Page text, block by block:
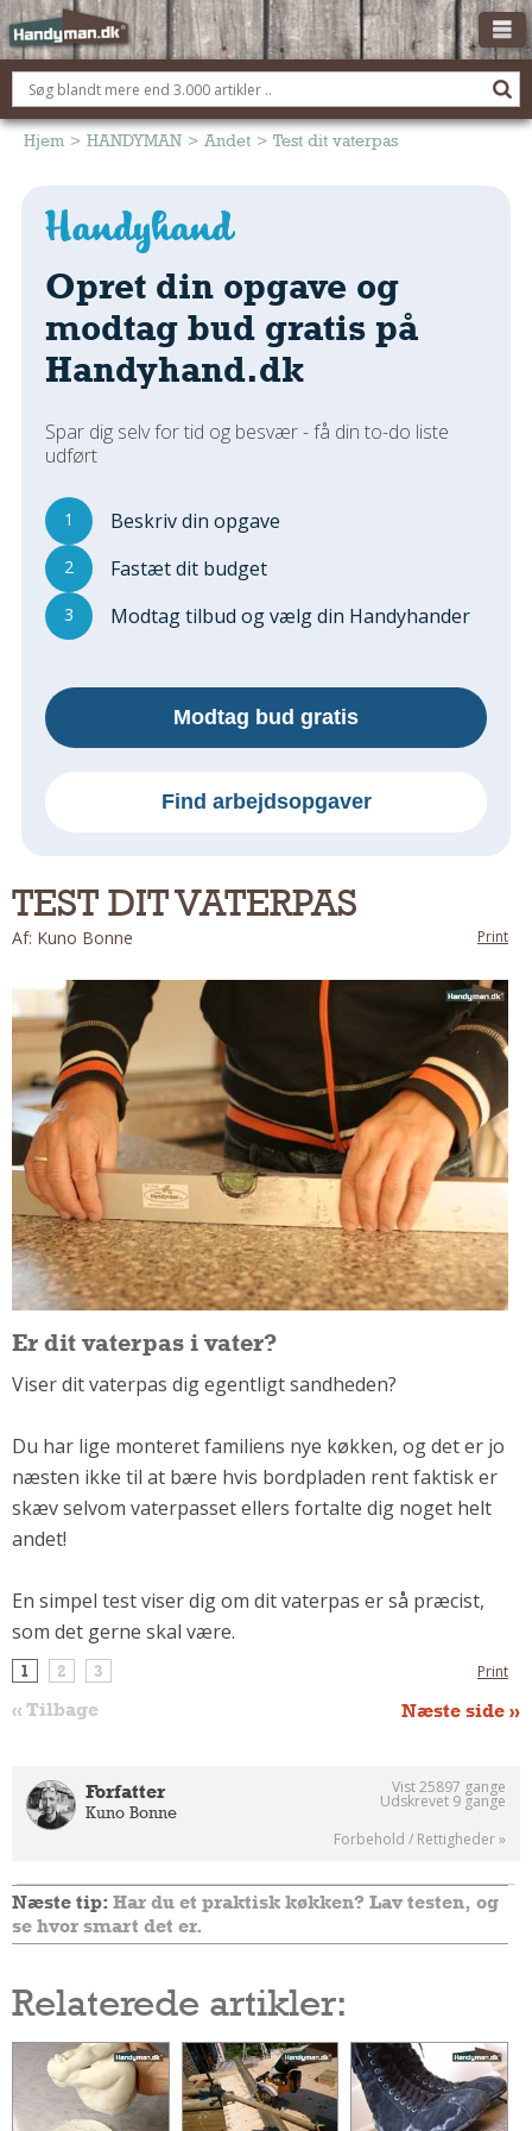
OM HANDYMAN.DK
FÅ 3 TILBUD
BOLIG KØBERÅDGIVNING
TØMRER/SNEDKER
Montage Og Nybyg
Reparation Og Vedligehold
Alt Om Køkkenet
Om Værktøj
Andet
ELEKTRIKER
Regler Og Love
Udskiftning Og Montage
Om Materialer
Tips Og Tests
Montage Og Udskiftning
Reparation Og Vedligehold
Indendørs
Udendørs
MURER
Nybygning
Reparationer
Om Materialer
Om Værktøj
GLARMESTER
Udskiftning Og Montage
Om Materialer
HANDYMAN
Tips Og Tricks
Kemi
Andet
GARTNER
Beplantning
Belægning
RENGØRING
Hjem > HANDYMAN > Andet > Test dit vaterpas
Opret din opgave og
modtag bud gratis på
Handyhand.dk
Spar dig selv for tid og besvær - få din to-do liste
udført
1 Beskriv din opgave
2 Fastæt dit budget
3 Modtag tilbud og vælg din Handyhander
Modtag bud gratis
Find arbejdsopgaver
TEST DIT VATERPAS
Af: Kuno Bonne Print
Er dit vaterpas i vater?
Viser dit vaterpas dig egentligt sandheden?
Du har lige monteret familiens nye køkken, og det er jo
næsten ikke til at bære hvis bordpladen rent faktisk er
skæv selvom vaterpasset ellers fortalte dig noget helt
andet!
En simpel test viser dig om dit vaterpas er så præcist,
som det gerne skal være.
1 2 3
« Tilbage Næste side »
Print
Forfatter
Kuno Bonne
Vist 25897 gange
Udskrevet 9 gange
Forbehold / Rettigheder »
Næste tip: Har du et praktisk køkken? Lav testen, og
se hvor smart det er.
Relaterede artikler: